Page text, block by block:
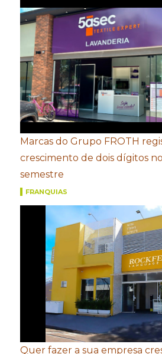
Marcas do Grupo FROTH
crescimento de dois dígitos
semestre
FRANQUIAS
Quer fazer a sua empresa